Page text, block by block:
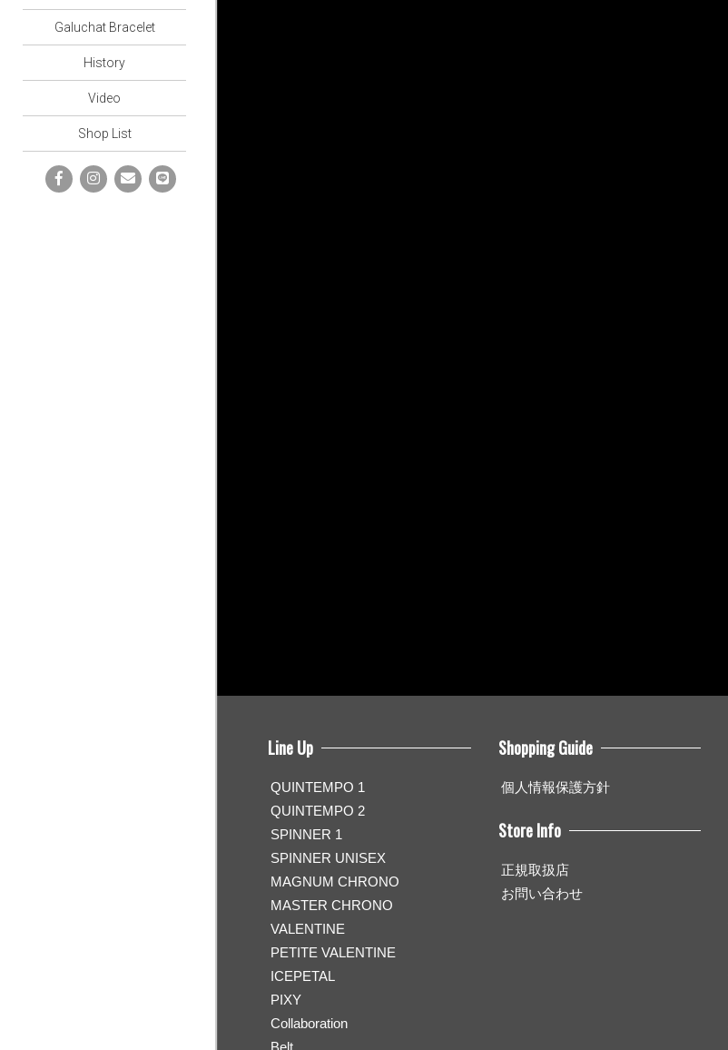
Galuchat Bracelet
History
Video
Shop List
Line Up
QUINTEMPO 1
QUINTEMPO 2
SPINNER 1
SPINNER UNISEX
MAGNUM CHRONO
MASTER CHRONO
VALENTINE
PETITE VALENTINE
ICEPETAL
PIXY
Collaboration
Belt
Shopping Guide
個人情報保護方針
Store Info
正規取扱店
お問い合わせ